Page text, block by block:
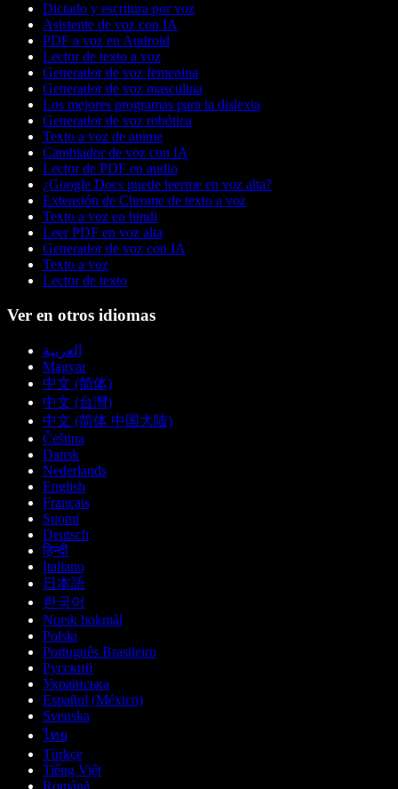
Dictado y escritura por voz
Asistente de voz con IA
PDF a voz en Android
Lector de texto a voz
Generador de voz femenina
Generador de voz masculina
Los mejores programas para la dislexia
Generador de voz robótica
Texto a voz de anime
Cambiador de voz con IA
Lector de PDF en audio
¿Google Docs puede leerme en voz alta?
Extensión de Chrome de texto a voz
Texto a voz en hindi
Leer PDF en voz alta
Generador de voz con IA
Texto a voz
Lector de texto
Ver en otros idiomas
العربية
Magyar
中文 (简体)
中文 (台灣)
中文 (简体 中国大陆)
Čeština
Dansk
Nederlands
English
Français
Suomi
Deutsch
हिन्दी
Italiano
日本語
한국어
Norsk bokmål
Polski
Português Brasileiro
Русский
Українська
Español (México)
Svenska
ไทย
Türkçe
Tiếng Việt
Română